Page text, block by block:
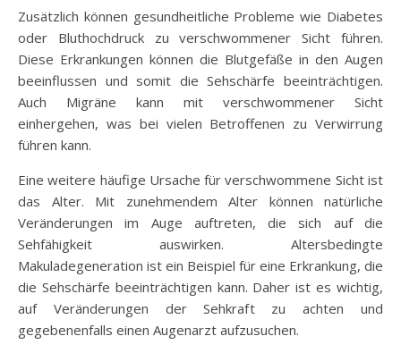
Zusätzlich können gesundheitliche Probleme wie Diabetes
oder Bluthochdruck zu verschwommener Sicht führen.
Diese Erkrankungen können die Blutgefäße in den Augen
beeinflussen und somit die Sehschärfe beeinträchtigen.
Auch Migräne kann mit verschwommener Sicht
einhergehen, was bei vielen Betroffenen zu Verwirrung
führen kann.
Eine weitere häufige Ursache für verschwommene Sicht ist
das Alter. Mit zunehmendem Alter können natürliche
Veränderungen im Auge auftreten, die sich auf die
Sehfähigkeit auswirken. Altersbedingte
Makuladegeneration ist ein Beispiel für eine Erkrankung, die
die Sehschärfe beeinträchtigen kann. Daher ist es wichtig,
auf Veränderungen der Sehkraft zu achten und
gegebenenfalls einen Augenarzt aufzusuchen.